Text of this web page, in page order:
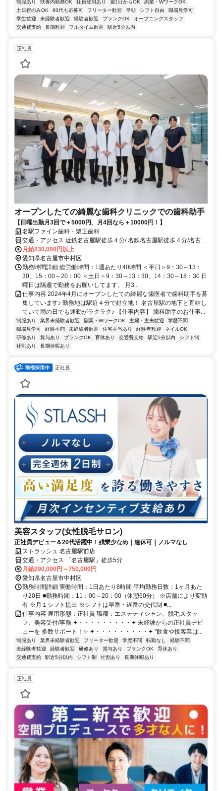
制服あり 扶養内勤務OK 社員登用あり 週1日からOK
副業・WワークOK
土日祝のみOK
60代も応募可 フリーター歓迎 早朝 シフト自由
職場見学可
学生歓迎
未経験者歓迎 経験者歓迎 ブランクOK
オープニングスタッフ
交通費支給
長期歓迎 フルタイム歓迎 駅近5分以内
正社員
オープンしたての綺麗な歯科クリニックでの歯科助手
【日曜出勤月3回で＋5000円、月4回なら＋10000円！】
名駅ファイン歯科・矯正歯科
交通・アクセス 近鉄名古屋駅徒歩４分/ 名鉄名古屋駅徒歩４分/名古屋
駅徒歩5分/国際センター駅徒歩7分
月給230,000円以上
愛知県名古屋市中村区
勤務時間詳細 総労働時間：1週あたり40時間 ＜平日＞9：30～13：
30、15：00～20：00 ＜土日＞9：30～13：30、14：30～18：30 日
曜日は隔週で勤務をお願いしてます。 月3...
仕事内容 2024年4月にオープンしたての綺麗な歯医者で歯科助手を募
集しています♪ 勤務地は駅近４分で好立地！ 名古屋駅の地下と直結し
ていて雨の日でも通勤がラクラク♪ 【仕事内容】 歯科助手のお仕事...
制服あり 業界未経験者歓迎 副業・WワークOK 主婦・主夫歓迎
学歴不問
職場見学可
経験不問 未経験者歓迎 住宅手当あり 経験者歓迎
ネイルOK
研修あり
賞与あり ブランクOK 育休あり 交通費支給 駅近5分以内
シフト制
社割あり
長期休暇あり
正社員
美容スタッフ(女性脱毛サロン)
正社員デビュー＆20代活躍中！残業少なめ｜連休可｜ノルマなし
ストラッシュ 名古屋駅前店
交通・アクセス 「名古屋駅」徒歩5分
月給290,000円～750,000円
愛知県名古屋市中村区
勤務時間詳細 実働時間：1日あたり8時間 平均勤務日数：1ヶ月あた
り20日 ■勤務時間：11：00～20：00（休憩60分） ※店舗により変動
有 ※月１シフト提出 ※シフトは早番・遅番の交代制 ■...
仕事内容 雇用形態：正社員 職種：エステティシャン、脱毛スタッ
フ、美容受付/事務 ✦・・・・・・・・・✦ 未経験からの正社員デビ
ューを 多数サポート！✨️ ✦・・・・・・・・・✦ "飲食や接客業は...
制服あり 業界未経験者歓迎 フリーター歓迎 学歴不問 転勤なし
経験不問
未経験者歓迎
経験者歓迎 研修あり 賞与あり ブランクOK
育休あり
交通費支給
駅近5分以内 シフト制 社割あり 長期休暇あり
正社員